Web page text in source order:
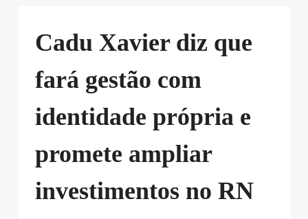
Cadu Xavier diz que
fará gestão com
identidade própria e
promete ampliar
investimentos no RN